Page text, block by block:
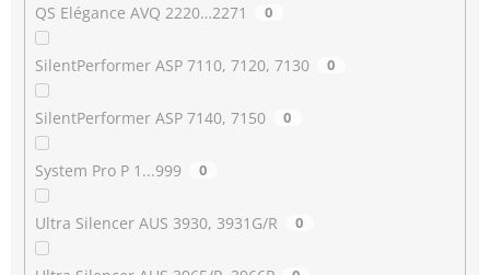
QS Elégance AVQ 2220…2271 0
SilentPerformer ASP 7110, 7120, 7130 0
SilentPerformer ASP 7140, 7150 0
System Pro P 1...999 0
Ultra Silencer AUS 3930, 3931G/R 0